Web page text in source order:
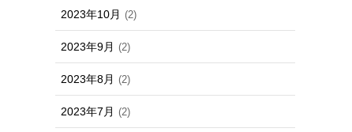
2023年10月 (2)
2023年9月 (2)
2023年8月 (2)
2023年7月 (2)